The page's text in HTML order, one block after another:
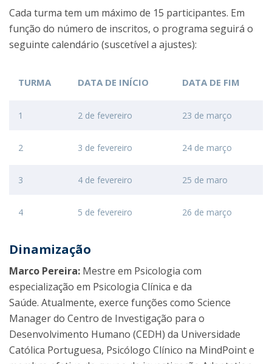
Cada turma tem um máximo de 15 participantes. Em
função do número de inscritos, o programa seguirá o
seguinte calendário (suscetível a ajustes):
TURMA DATA DE INÍCIO DATA DE FIM
1 2 de fevereiro 23 de março
2 3 de fevereiro 24 de março
3 4 de fevereiro 25 de maro
4 5 de fevereiro 26 de março
Dinamização
Marco Pereira: Mestre em Psicologia com
especialização em Psicologia Clínica e da
Saúde. Atualmente, exerce funções como Science
Manager do Centro de Investigação para o
Desenvolvimento Humano (CEDH) da Universidade
Católica Portuguesa, Psicólogo Clínico na MindPoint e